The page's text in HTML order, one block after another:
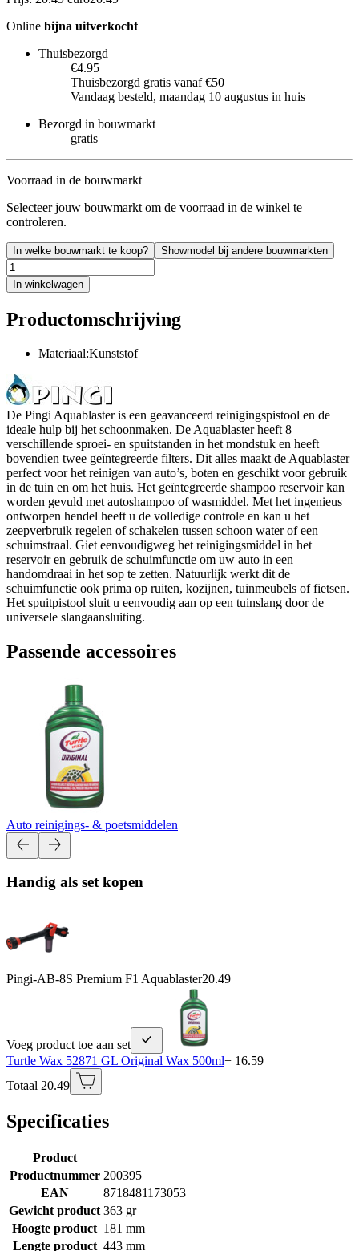
Online bijna uitverkocht
Thuisbezorgd
€4.95
Thuisbezorgd gratis vanaf €50
Vandaag besteld, maandag 10 augustus in huis
Bezorgd in bouwmarkt
gratis
Voorraad in de bouwmarkt
Selecteer jouw bouwmarkt om de voorraad in de winkel te
controleren.
In welke bouwmarkt te koop? Showmodel bij andere bouwmarkten
In winkelwagen
Productomschrijving
Materiaal:Kunststof
De Pingi Aquablaster is een geavanceerd reinigingspistool en de
ideale hulp bij het schoonmaken. De Aquablaster heeft 8
verschillende sproei- en spuitstanden in het mondstuk en heeft
bovendien twee geïntegreerde filters. Dit alles maakt de Aquablaster
perfect voor het reinigen van auto’s, boten en geschikt voor gebruik
in de tuin en om het huis. Het geïntegreerde shampoo reservoir kan
worden gevuld met autoshampoo of wasmiddel. Met het ingenieus
ontworpen hendel heeft u de volledige controle en kan u het
zeepverbruik regelen of schakelen tussen schoon water of een
schuimstraal. Giet eenvoudigweg het reinigingsmiddel in het
reservoir en gebruik de schuimfunctie om uw auto in een
handomdraai in het sop te zetten. Natuurlijk werkt dit de
schuimfunctie ook prima op ruiten, kozijnen, tuinmeubels of fietsen.
Het spuitpistool sluit u eenvoudig aan op een tuinslang door de
universele slangaansluiting.
Passende accessoires
Auto reinigings- & poetsmiddelen
Handig als set kopen
Pingi-AB-8S Premium F1 Aquablaster20.49
Voeg product toe aan set
Turtle Wax 52871 GL Original Wax 500ml+ 16.59
Totaal 20.49
Specificaties
Product
Productnummer 200395
EAN
8718481173053
Gewicht product 363 gr
Hoogte product 181 mm
Lengte product 443 mm